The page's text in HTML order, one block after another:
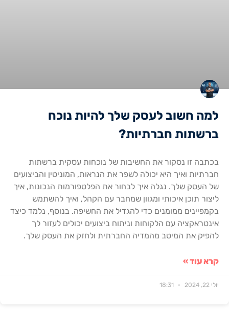
למה חשוב לעסק שלך להיות נוכח
ברשתות חברתיות?
בכתבה זו נסקור את החשיבות של נוכחות עסקית ברשתות
חברתיות ואיך היא יכולה לשפר את הנראות, המוניטין והביצועים
של העסק שלך. נגלה איך לבחור את הפלטפורמות הנכונות, איך
ליצור תוכן איכותי ומגוון שמחבר עם הקהל, ואיך להשתמש
בקמפיינים ממומנים כדי להגדיל את החשיפה. בנוסף, נלמד כיצד
אינטראקציה עם הלקוחות וניתוח ביצועים יכולים לעזור לך
להפיק את המיטב מהמדיה החברתית ולחזק את העסק שלך.
קרא עוד »
יולי 22, 2024